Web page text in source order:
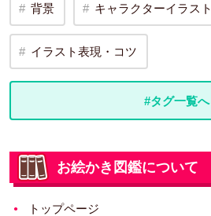
背景 キャラクターイラスト
イラスト表現・コツ
#タグ一覧へ
お絵かき図鑑について
トップページ